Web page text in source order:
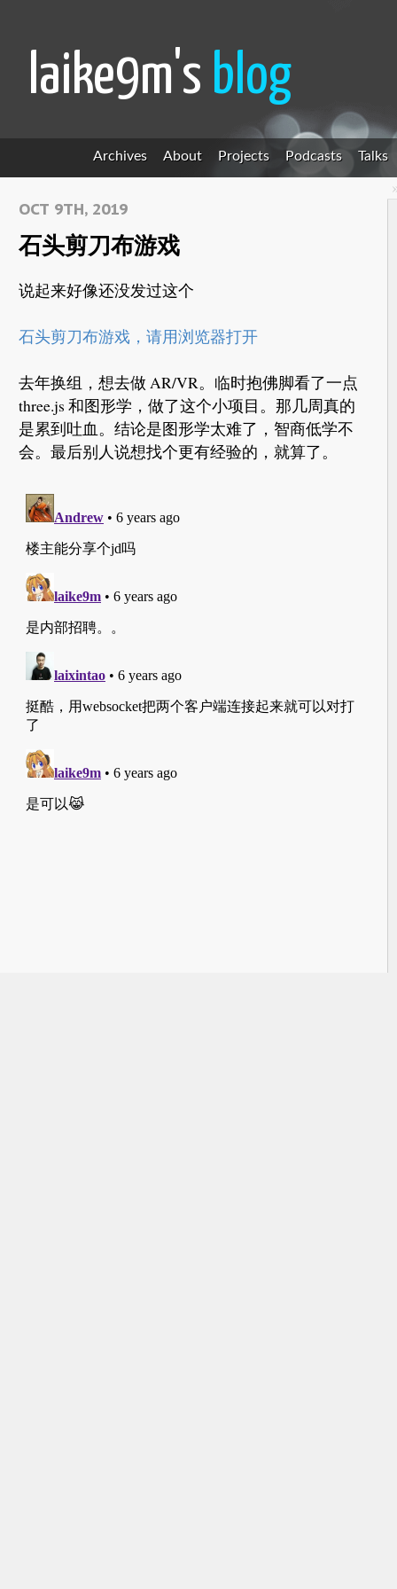
laike9m's blog
Archives About Projects Podcasts Talks
OCT 9TH, 2019
石头剪刀布游戏
说起来好像还没发过这个
石头剪刀布游戏，请用浏览器打开
去年换组，想去做 AR/VR。临时抱佛脚看了一点
three.js 和图形学，做了这个小项目。那几周真的
是累到吐血。结论是图形学太难了，智商低学不
会。最后别人说想找个更有经验的，就算了。